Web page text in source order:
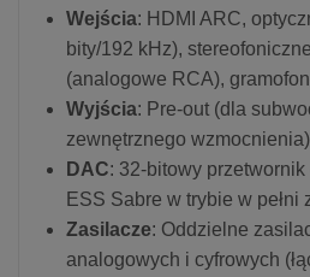
Wejścia: HDMI ARC,
bity/192 kHz),
(analogowe RCA),
Wyjścia: Pre-out (dla
zewnętrznego wzmocnienia)
DAC: 32-bitowy
ESS Sabre w trybie w pełni
Zasilacze: Oddzielne
analogowych i cyfrowych